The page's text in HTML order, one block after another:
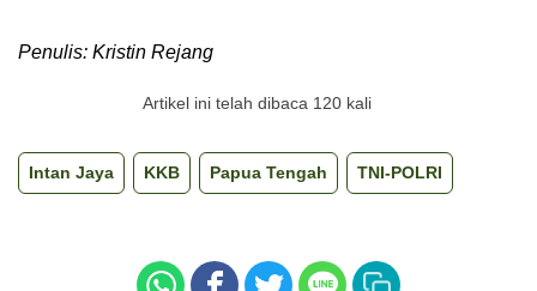
Penulis: Kristin Rejang
Artikel ini telah dibaca 120 kali
Intan Jaya KKB Papua Tengah TNI-POLRI